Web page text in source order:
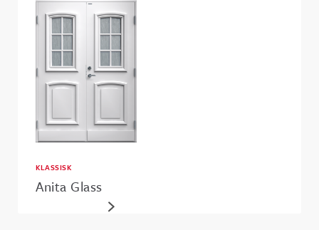
KLASSISK
Anita Glass